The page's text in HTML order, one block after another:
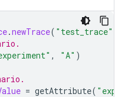
.newTrace( "test_trace"
, "A" )
= getAttribute(